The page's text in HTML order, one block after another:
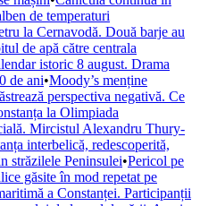
de temperaturi
la Cernavodă. Două barje au
de apă către centrala
istoric 8 august. Drama
de ani•Moody’s menține
perspectiva negativă. Ce
la Olimpiada
Mircistul Alexandru Thury-
interbelică, redescoperită,
străzilele Peninsulei•Pericol pe
găsite în mod repetat pe
a Constanței. Participanții